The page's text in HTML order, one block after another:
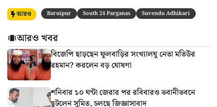
আরও Baruipur South 24 Parganas Suvendu Adhikari
আরও খবর
বিজেপি ছাড়ছেন ফুলবাড়ির সংখ্যালঘু নেতা মতিউর
রহমান? করলেন বড় ঘোষণা
শনিবার ১০ ঘন্টা জেরার পর রবিবারও ভবানীভবনে
ছুটলেন সুমিত, চলছে জিজ্ঞাসাবাদ